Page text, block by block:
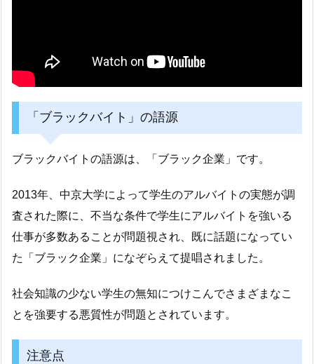
「ブラックバイト」の語源
ブラックバイトの語源は、「ブラック企業」です。
2013年、中京大学によって学生のアルバイトの実態が調
査された際に、不当な条件で学生にアルバイトを強いる
仕事が多数あることが問題視され、既に話題になってい
た「ブラック企業」になぞらえて提唱されました。
社会知識の少ない学生の無知につけこんでさまざまなこ
とを強要する悪質性が問題とされています。
注意点